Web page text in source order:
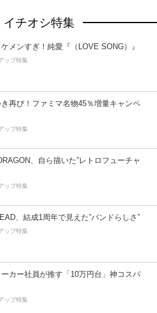
イチオシ特集
メンすぎ！純愛『（LOVE SONG）』
ップ特集
再び！ファミマ名物45％増量キャンペ
ップ特集
、自ら描いた”レトロフューチャ
ップ特集
、結成1周年で見えた”バンドらしさ”
ップ特集
ーカー社員が推す「10万円台」神コスパ
ップ特集